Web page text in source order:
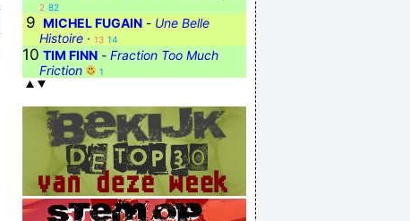
2 82
9 MICHEL FUGAIN - Une Belle
Histoire · 13 14
10 TIM FINN - Fraction Too Much
Friction
1